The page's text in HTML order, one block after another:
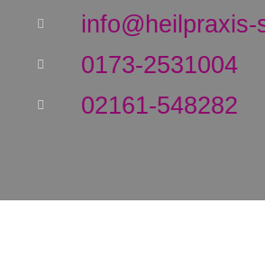
info@heilpraxis-
0173-2531004
02161-548282